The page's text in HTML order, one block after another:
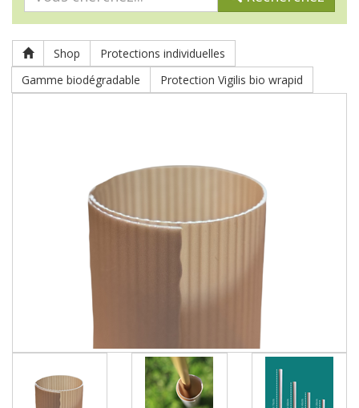
Shop
Protections individuelles
Gamme biodégradable
Protection Vigilis bio wrapid